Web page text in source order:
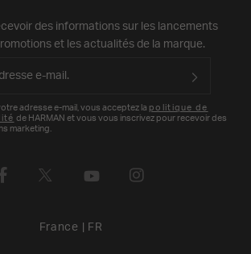
des informations sur les lancements
et les actualités de la marque.
adresse e-mail, vous acceptez la politique de
de HARMAN et vous vous inscrivez pour recevoir des
marketing.
France FR